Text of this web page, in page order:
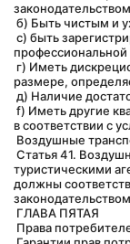
б) Быть чистым и
профессиональной
размере,
д) Наличие
в соответствии с
Воздушные
туристическими
должны
ГЛАВА ПЯТАЯ
Права